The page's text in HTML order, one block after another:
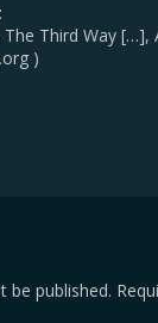
The Third Way
)
be published.